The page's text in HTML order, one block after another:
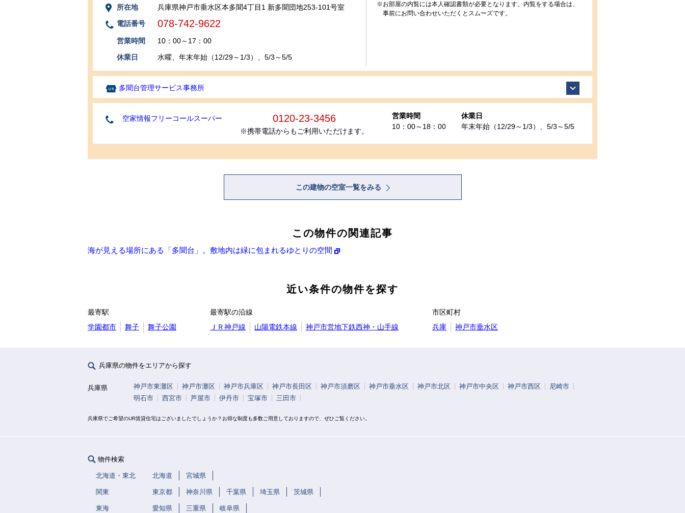
所在地
兵庫県神戸市垂水区本多聞4丁目1 新多聞団地253-101号室
電話番号
078-742-9622
営業時間
10：00～17：00
休業日
水曜、年末年始（12/29～1/3）、5/3～5/5
※お部屋の内覧には本人確認書類が必要となります。内覧をする場合は、
事前にお問い合わせいただくとスムーズです。
多聞台管理サービス事務所
空家情報フリーコールスーパー 0120-23-3456
※携帯電話からもご利用いただけます。
営業時間
10：00～18：00
休業日
年末年始（12/29～1/3）、5/3～5/5
この建物の空室一覧をみる
この物件の関連記事
海が見える場所にある「多聞台」。敷地内は緑に包まれるゆとりの空間
近い条件の物件を探す
最寄駅
学園都市
舞子 舞子公園
最寄駅の沿線
ＪＲ神戸線
山陽電鉄本線 神戸市営地下鉄西神・山手線
市区町村
兵庫
神戸市垂水区
兵庫県の物件をエリアから探す
兵庫県 神戸市東灘区 神戸市灘区 神戸市兵庫区 神戸市長田区 神戸市須磨区 神戸市垂水区 神戸市北区 神戸市中央区 神戸市西区
尼崎市
明石市
西宮市 芦屋市 伊丹市 宝塚市 三田市
兵庫県でご希望のUR賃貸住宅はございましたでしょうか？お得な制度も多数ご用意しておりますので、ぜひご覧ください。
物件検索
北海道・東北 北海道 宮城県
関東 東京都 神奈川県 千葉県 埼玉県 茨城県
東海 愛知県 三重県 岐阜県